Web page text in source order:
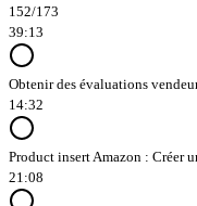
152/173
39:13
Obtenir des évaluations
14:32
Product insert Amazon : Créer
21:08